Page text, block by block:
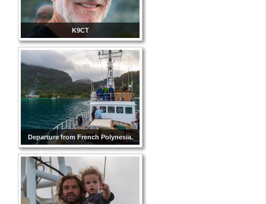
K9CT
Departure from French Polynesia.